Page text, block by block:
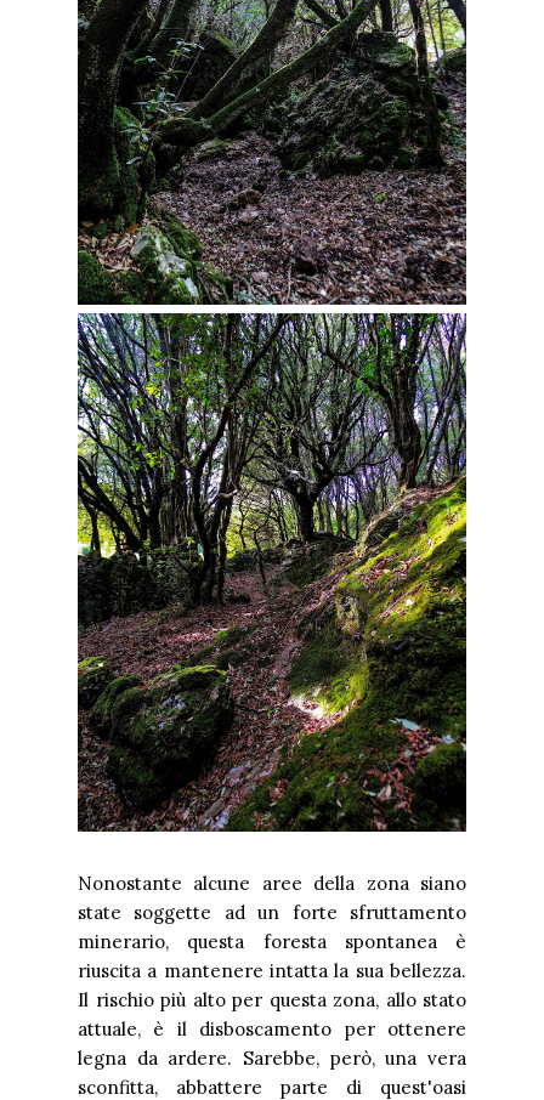
Nonostante alcune aree della zona siano
state soggette ad un forte sfruttamento
minerario, questa foresta spontanea è
riuscita a mantenere intatta la sua bellezza.
Il rischio più alto per questa zona, allo stato
attuale, è il disboscamento per ottenere
legna da ardere. Sarebbe, però, una vera
sconfitta, abbattere parte di quest'oasi